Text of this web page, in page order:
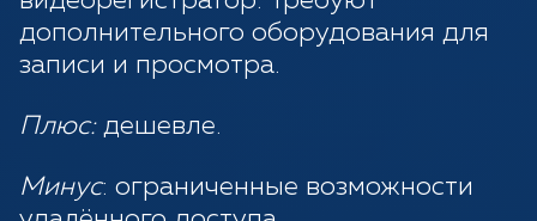
дополнительного оборудования для
записи и просмотра.
Плюс:дешевле.
Минус: ограниченные возможности